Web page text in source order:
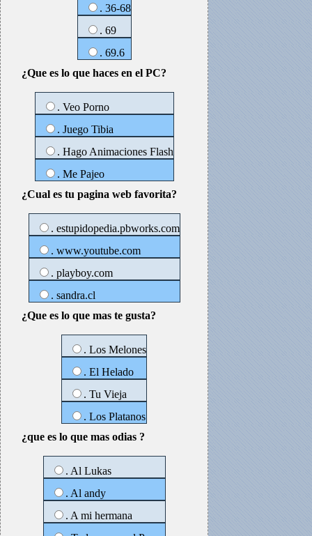
. 36-68
. 69
. 69.6
¿Que es lo que haces en el PC?
. Veo Porno
. Juego Tibia
. Hago Animaciones Flash
. Me Pajeo
¿Cual es tu pagina web favorita?
. estupidopedia.pbworks.com
. www.youtube.com
. playboy.com
. sandra.cl
¿Que es lo que mas te gusta?
. Los Melones
. El Helado
. Tu Vieja
. Los Platanos
¿que es lo que mas odias ?
. Al Lukas
. Al andy
. A mi hermana